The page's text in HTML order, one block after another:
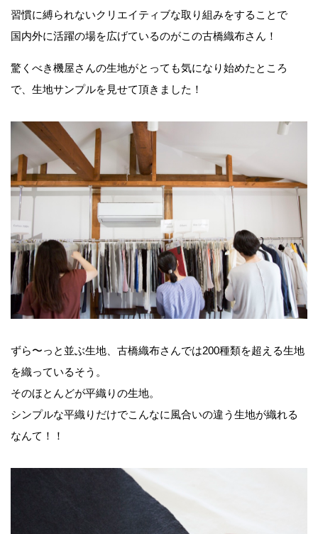
習慣に縛られないクリエイティブな取り組みをすることで
国内外に活躍の場を広げているのがこの古橋織布さん！
驚くべき機屋さんの生地がとっても気になり始めたところ
で、生地サンプルを見せて頂きました！
ずら〜っと並ぶ生地、古橋織布さんでは200種類を超える生地
を織っているそう。
そのほとんどが平織りの生地。
シンプルな平織りだけでこんなに風合いの違う生地が織れる
なんて！！